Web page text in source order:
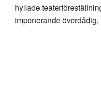
hyllade
imponerande